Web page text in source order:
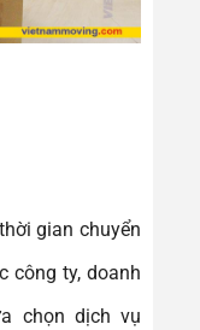
gian chuyển
công ty, doanh
chọn dịch vụ